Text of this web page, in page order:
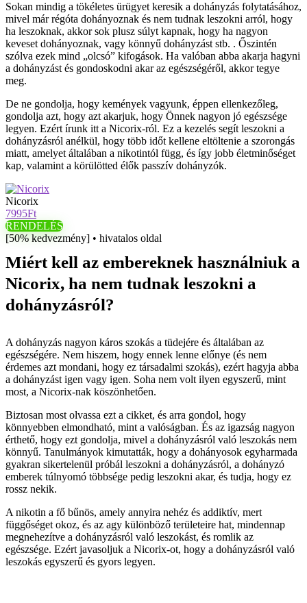
Sokan mindig a tökéletes ürügyet keresik a dohányzás folytatásához,
mivel már régóta dohányoznak és nem tudnak leszokni arról, hogy
ha leszoknak, akkor sok plusz súlyt kapnak, hogy ha nagyon
keveset dohányoznak, vagy könnyű dohányzást stb. . Őszintén
szólva ezek mind „olcsó” kifogások. Ha valóban abba akarja hagyni
a dohányzást és gondoskodni akar az egészségéről, akkor tegye
meg.
De ne gondolja, hogy kemények vagyunk, éppen ellenkezőleg,
gondolja azt, hogy azt akarjuk, hogy Önnek nagyon jó egészsége
legyen. Ezért írunk itt a Nicorix-ról. Ez a kezelés segít leszokni a
dohányzásról anélkül, hogy több időt kellene eltöltenie a szorongás
miatt, amelyet általában a nikotintól függ, és így jobb életminőséget
kap, valamint a körülötted élők passzív dohányzók.
Nicorix
7995Ft
RENDELÉS
[50% kedvezmény] • hivatalos oldal
Miért kell az embereknek használniuk a
Nicorix, ha nem tudnak leszokni a
dohányzásról?
A dohányzás nagyon káros szokás a tüdejére és általában az
egészségére. Nem hiszem, hogy ennek lenne előnye (és nem
érdemes azt mondani, hogy ez társadalmi szokás), ezért hagyja abba
a dohányzást igen vagy igen. Soha nem volt ilyen egyszerű, mint
most, a Nicorix-nak köszönhetően.
Biztosan most olvassa ezt a cikket, és arra gondol, hogy
könnyebben elmondható, mint a valóságban. És az igazság nagyon
érthető, hogy ezt gondolja, mivel a dohányzásról való leszokás nem
könnyű. Tanulmányok kimutatták, hogy a dohányosok egyharmada
gyakran sikertelenül próbál leszokni a dohányzásról, a dohányzó
emberek túlnyomó többsége pedig leszokni akar, és tudja, hogy ez
rossz nekik.
A nikotin a fő bűnös, amely annyira nehéz és addiktív, mert
függőséget okoz, és az agy különböző területeire hat, mindennap
megnehezítve a dohányzásról való leszokást, és romlik az
egészsége. Ezért javasoljuk a Nicorix-ot, hogy a dohányzásról való
leszokás egyszerű és gyors legyen.